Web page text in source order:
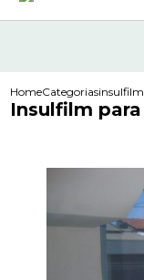
HomeCategoriasinsulfilm
Insulfilm